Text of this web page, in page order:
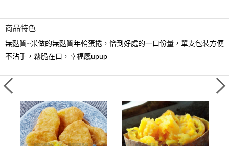
商品特色
無麩質~米做的無麩質年輪蛋捲，恰到好處的一口份量，單支包裝方便
不沾手，鬆脆在口，幸福感upup